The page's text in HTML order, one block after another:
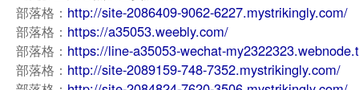
部落格： http://site-2086409-9062-6227.mystrikingly.com/
部落格： https://a35053.weebly.com/
部落格： https://line-a35053-wechat-
部落格： http://site-2089159-748-7352.mystrikingly.com/